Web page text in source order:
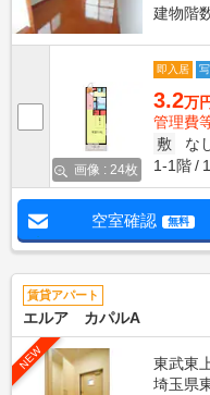
建物階
画像 : 24枚
即入居
3.2万
管理費
敷
な
1-1階
空室確認 無料
賃貸アパート
エルア カパルA
NEW
東武東
埼玉県